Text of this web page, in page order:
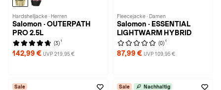
Hardshelljacke · Herren
Salomon · OUTERPATH
PRO 2.5L
(3) 1
142,99 € UVP 219,95 €
Fleecejacke · Damen
Salomon · ESSENTIAL
LIGHTWARM HYBRID
(0) 1
87,99 € UVP 109,95 €
Sale Sale
Nachhaltig